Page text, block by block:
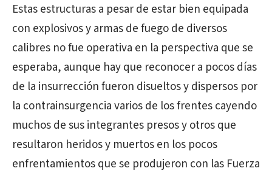
Estas estructuras a pesar de estar bien equipada
con explosivos y armas de fuego de diversos
calibres no fue operativa en la perspectiva que se
esperaba, aunque hay que reconocer a pocos días
de la insurrección fueron disueltos y dispersos por
la contrainsurgencia varios de los frentes cayendo
muchos de sus integrantes presos y otros que
resultaron heridos y muertos en los pocos
enfrentamientos que se produjeron con las Fuerza